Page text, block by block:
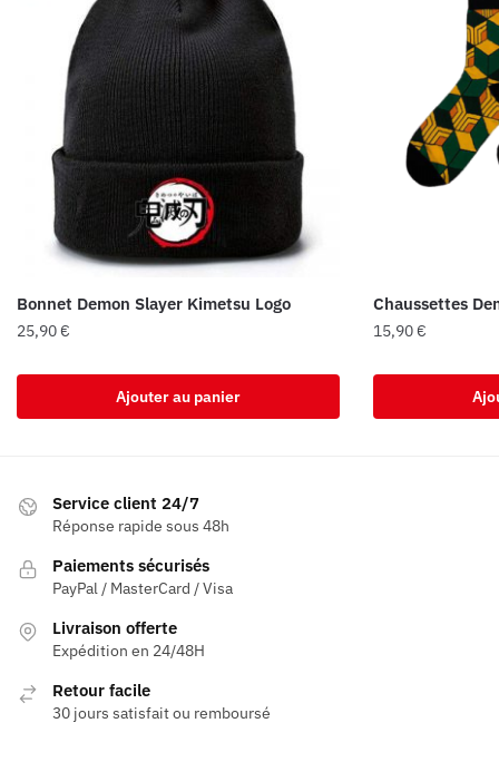
Bonnet Demon Slayer Kimetsu Logo
25,90€
Ajouter au panier
Chaussettes
15,90€
Service client 24/7
Réponse rapide sous 48h
Paiements sécurisés
PayPal / MasterCard / Visa
Livraison offerte
Expédition en 24/48H
Retour facile
30 jours satisfait ou remboursé